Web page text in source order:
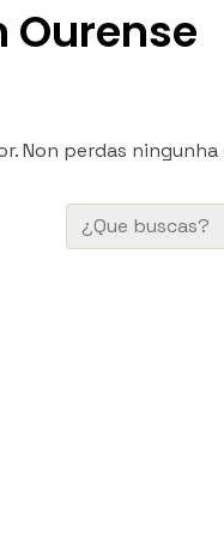
Ourense
Non perdas